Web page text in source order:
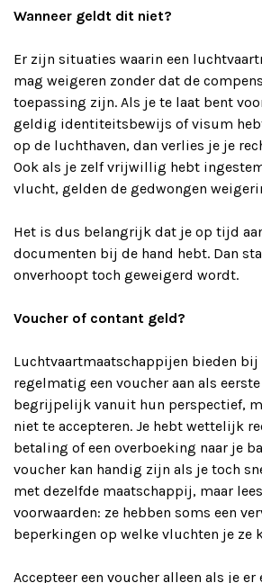
Wanneer geldt dit niet?
Er zijn situaties waarin een
mag weigeren zonder dat de
toepassing zijn. Als je te laat bent
geldig identiteitsbewijs of visum
op de luchthaven, dan verlies je je
Ook als je zelf vrijwillig hebt
vlucht, gelden de gedwongen
Het is dus belangrijk dat je op tijd
documenten bij de hand hebt. Dan
onverhoopt toch geweigerd wordt.
Voucher of contant geld?
Luchtvaartmaatschappijen bieden
regelmatig een voucher aan als
begrijpelijk vanuit hun perspectief,
niet te accepteren. Je hebt wettelijk
betaling of een overboeking naar je
voucher kan handig zijn als je toch
met dezelfde maatschappij, maar
voorwaarden: ze hebben soms een
beperkingen op welke vluchten je ze
Accepteer een voucher alleen als je